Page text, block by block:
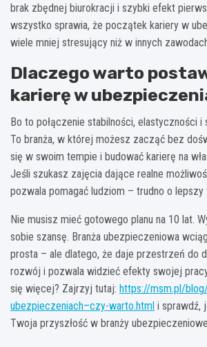
brak zbędnej biurokracji i szybki efekt
wszystko sprawia, że początek kariery w
wiele mniej stresujący niż w innych
Dlaczego warto
karierę w
Bo to połączenie stabilności, elastyczności i
To branża, w której możesz zacząć bez
się w swoim tempie i budować karierę na
Jeśli szukasz zajęcia dające realne
pozwala pomagać ludziom – trudno o lepszy
Nie musisz mieć gotowego planu na 10 lat.
sobie szansę. Branża ubezpieczeniowa
prosta – ale dlatego, że daje przestrzeń do
rozwój i pozwala widzieć efekty swojej
się więcej? Zajrzyj tutaj: https://msm.pl/
ubezpieczeniach–czy-warto.html i sprawdź,
Twoja przyszłość w branży